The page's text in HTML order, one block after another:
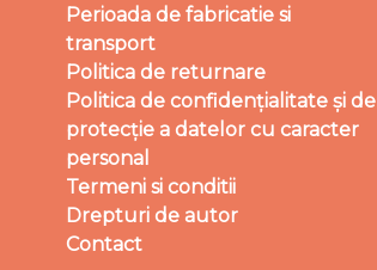
Perioada de fabricatie si
transport
Politica de returnare
Politica de confidențialitate și de
protecție a datelor cu caracter
personal
Termeni si conditii
Drepturi de autor
Contact